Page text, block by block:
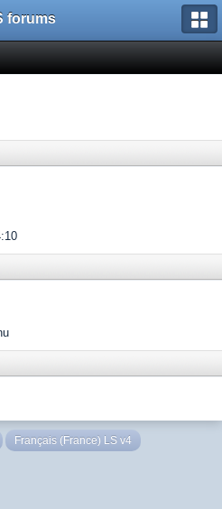
forums
Français (France) LS v4